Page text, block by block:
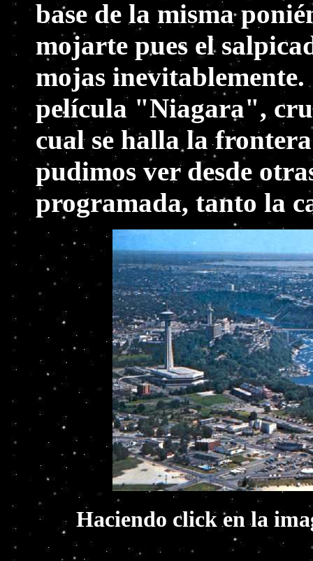
base de la misma
mojarte pues el
mojas
película "Niagara",
cual se halla la
pudimos ver desde
programada, tanto la
Haciendo click en la